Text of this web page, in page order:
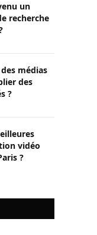
un
recherche
médias
des
?
vidéo
?